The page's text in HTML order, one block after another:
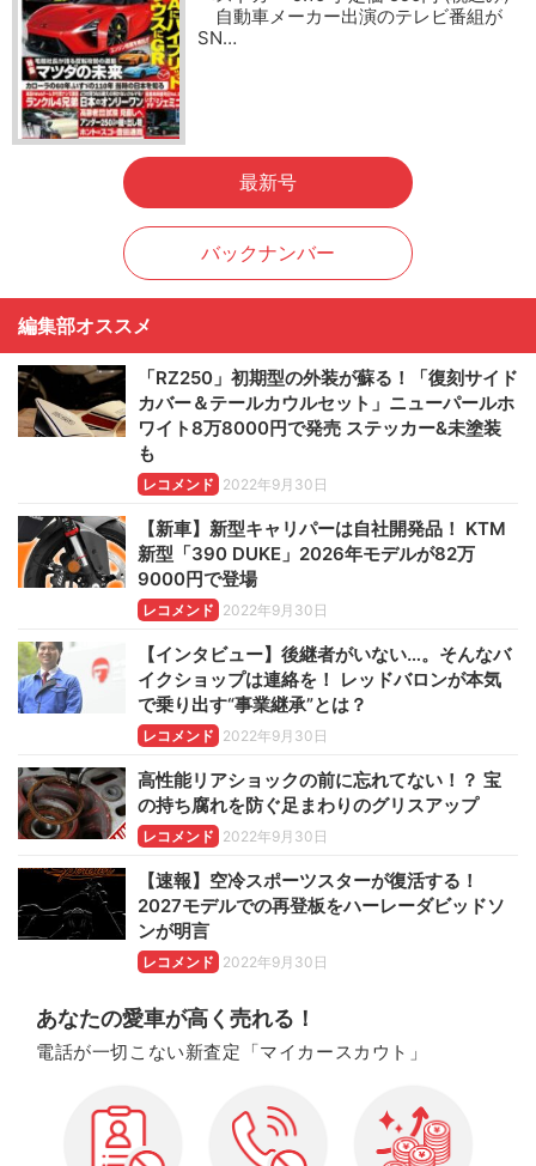
自動車メーカー出演のテレビ番組が
SN…
最新号
バックナンバー
編集部オススメ
「RZ250」初期型の外装が蘇る！「復刻サイド
カバー＆テールカウルセット」ニューパールホ
ワイト8万8000円で発売 ステッカー&未塗装
も
レコメンド 2022年9月30日
【新車】新型キャリパーは自社開発品！ KTM
新型「390 DUKE」2026年モデルが82万
9000円で登場
レコメンド 2022年9月30日
【インタビュー】後継者がいない…。そんなバ
イクショップは連絡を！ レッドバロンが本気
で乗り出す“事業継承”とは？
レコメンド 2022年9月30日
高性能リアショックの前に忘れてない！？ 宝
の持ち腐れを防ぐ足まわりのグリスアップ
レコメンド 2022年9月30日
【速報】空冷スポーツスターが復活する！
2027モデルでの再登板をハーレーダビッドソ
ンが明言
レコメンド 2022年9月30日
あなたの愛車が高く売れる！
電話が一切こない新査定「マイカースカウト」